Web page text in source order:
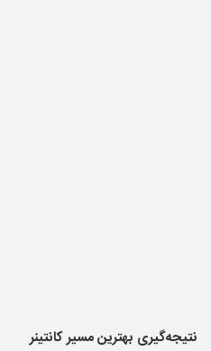
نتیجه‌گیری بهترین مسیر کانتینر